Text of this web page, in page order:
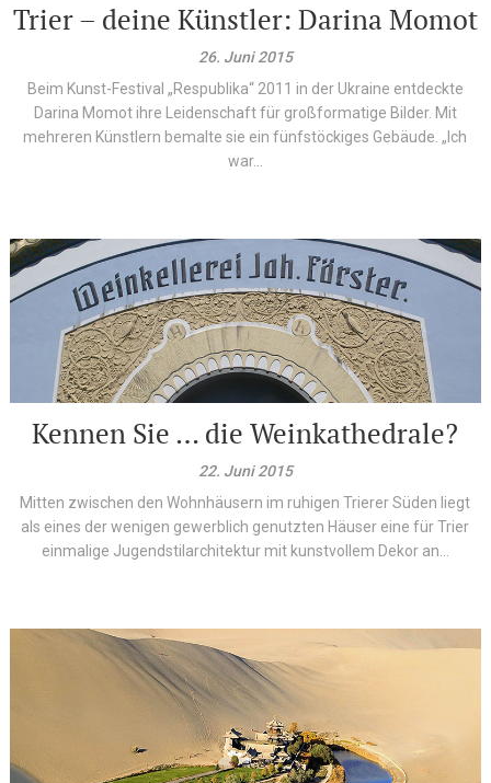
Trier – deine Künstler: Darina Momot
26. Juni 2015
Beim Kunst-Festival „Respublika“ 2011 in der Ukraine entdeckte
Darina Momot ihre Leidenschaft für großformatige Bilder. Mit
mehreren Künstlern bemalte sie ein fünfstöckiges Gebäude. „Ich
war...
Kennen Sie … die Weinkathedrale?
22. Juni 2015
Mitten zwischen den Wohnhäusern im ruhigen Trierer Süden liegt
als eines der wenigen gewerblich genutzten Häuser eine für Trier
einmalige Jugendstilarchitektur mit kunstvollem Dekor an...